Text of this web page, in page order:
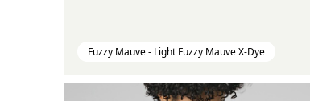
Fuzzy Mauve - Light Fuzzy Mauve X-Dye